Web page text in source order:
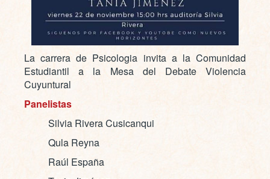
La carrera de Psicologia invita a la Comunidad
Estudiantil a la Mesa del Debate Violencia
Cuyuntural
Panelistas
Silvia Rivera Cusicanqui
Qula Reyna
Raúl España